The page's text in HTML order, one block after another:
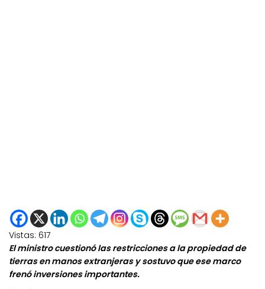
Vistas: 617
El ministro cuestionó las restricciones a la propiedad de
tierras en manos extranjeras y sostuvo que ese marco
frenó inversiones importantes.